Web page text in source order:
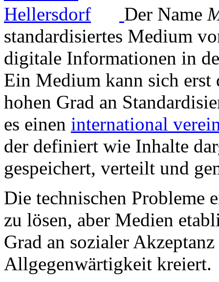
Der Name
standardisiertes Medium
digitale Informationen in
Ein Medium kann sich erst
hohen Grad an
es einen international
der definiert wie Inhalte
gespeichert, verteilt und
Die technischen Probleme
zu lösen, aber Medien
Grad an sozialer
Allgegenwärtigkeit kreiert.